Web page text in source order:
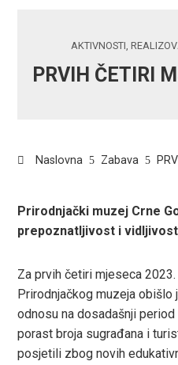
AKTIVNOSTI,
PRVIH ČETIRI
Naslovna Zabava
Prirodnjački muzej Crne
prepoznatljivost i
Za prvih četiri mjeseca
Prirodnjačkog muzeja obišlo
odnosu na dosadašnji
porast broja sugrađana i
posjetili zbog novih